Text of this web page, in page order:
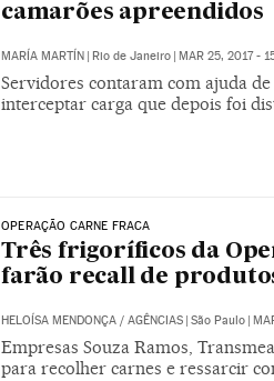
camarões apreendidos
MARÍA MARTÍN | Rio de Janeiro | MAR 25, 2017 -
Servidores contaram com ajuda
interceptar carga que depois foi
OPERAÇÃO CARNE FRACA
Três frigoríficos da
farão recall de
HELOÍSA MENDONÇA/ AGÊNCIAS São Paulo
Empresas Souza Ramos,
para recolher carnes e ressarcir